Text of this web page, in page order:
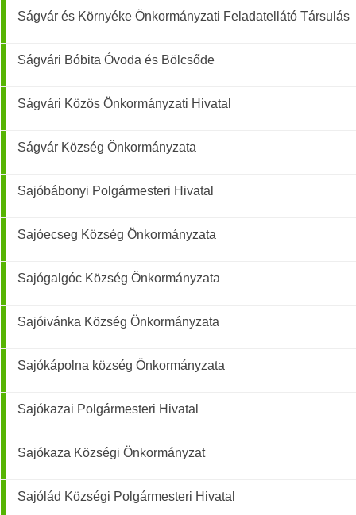
Ságvár és Környéke Önkormányzati Feladatellátó Társulás
Ságvári Bóbita Óvoda és Bölcsőde
Ságvári Közös Önkormányzati Hivatal
Ságvár Község Önkormányzata
Sajóbábonyi Polgármesteri Hivatal
Sajóecseg Község Önkormányzata
Sajógalgóc Község Önkormányzata
Sajóivánka Község Önkormányzata
Sajókápolna község Önkormányzata
Sajókazai Polgármesteri Hivatal
Sajókaza Községi Önkormányzat
Sajólád Községi Polgármesteri Hivatal